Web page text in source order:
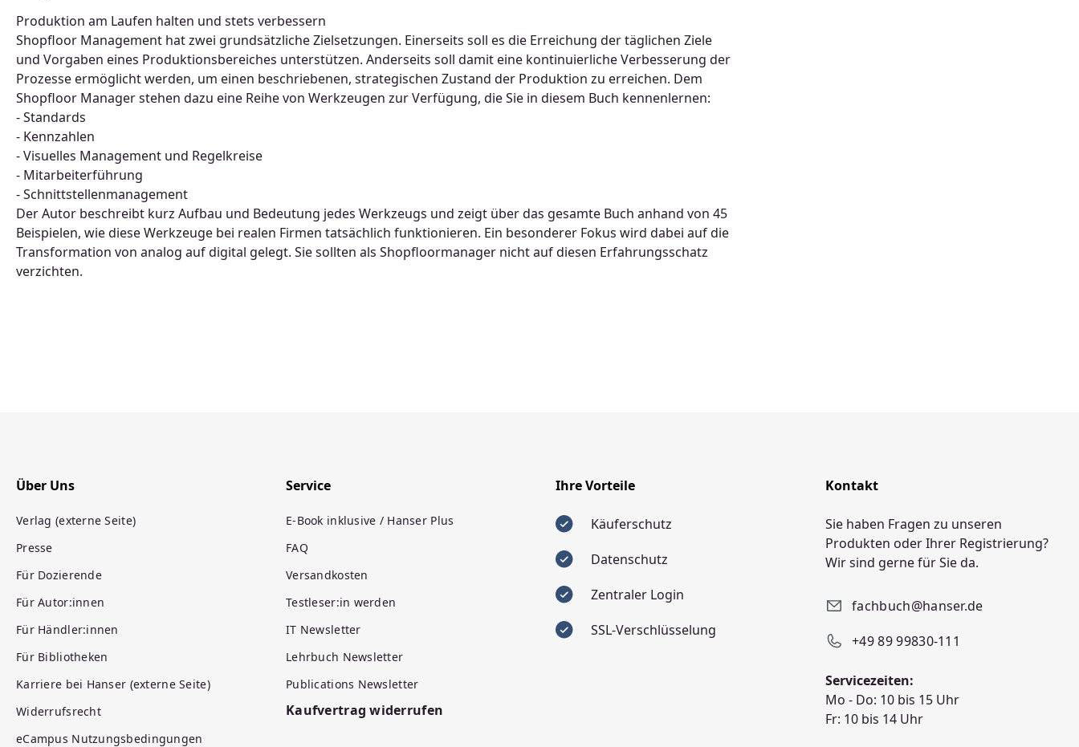
Produktion am Laufen halten und stets verbessern
Shopfloor Management hat zwei grundsätzliche Zielsetzungen. Einerseits soll es die Erreichung der täglichen Ziele
und Vorgaben eines Produktionsbereiches unterstützen. Anderseits soll damit eine kontinuierliche Verbesserung der
Prozesse ermöglicht werden, um einen beschriebenen, strategischen Zustand der Produktion zu erreichen. Dem
Shopfloor Manager stehen dazu eine Reihe von Werkzeugen zur Verfügung, die Sie in diesem Buch kennenlernen:
- Standards
- Kennzahlen
- Visuelles Management und Regelkreise
- Mitarbeiterführung
- Schnittstellenmanagement
Der Autor beschreibt kurz Aufbau und Bedeutung jedes Werkzeugs und zeigt über das gesamte Buch anhand von 45
Beispielen, wie diese Werkzeuge bei realen Firmen tatsächlich funktionieren. Ein besonderer Fokus wird dabei auf die
Transformation von analog auf digital gelegt. Sie sollten als Shopfloormanager nicht auf diesen Erfahrungsschatz
verzichten.
Über Uns
Verlag (externe Seite)
Presse
Für Dozierende
Für Autor:innen
Für Händler:innen
Für Bibliotheken
Karriere bei Hanser (externe Seite)
Widerrufsrecht
eCampus Nutzungsbedingungen
Service
E-Book inklusive / Hanser Plus
FAQ
Versandkosten
Testleser:in werden
IT Newsletter
Lehrbuch Newsletter
Publications Newsletter
Kaufvertrag widerrufen
Ihre Vorteile
Käuferschutz
Datenschutz
Zentraler Login
SSL-Verschlüsselung
Kontakt
Sie haben Fragen zu unseren
Produkten oder Ihrer Registrierung?
Wir sind gerne für Sie da.
fachbuch@hanser.de
+49 89 99830-111
Servicezeiten:
Mo - Do: 10 bis 15 Uhr
Fr: 10 bis 14 Uhr